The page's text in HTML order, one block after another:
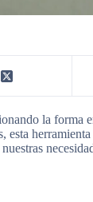
la forma